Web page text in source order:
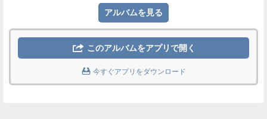
 このアルバムをアプリで開く
 今すぐアプリをダウンロード